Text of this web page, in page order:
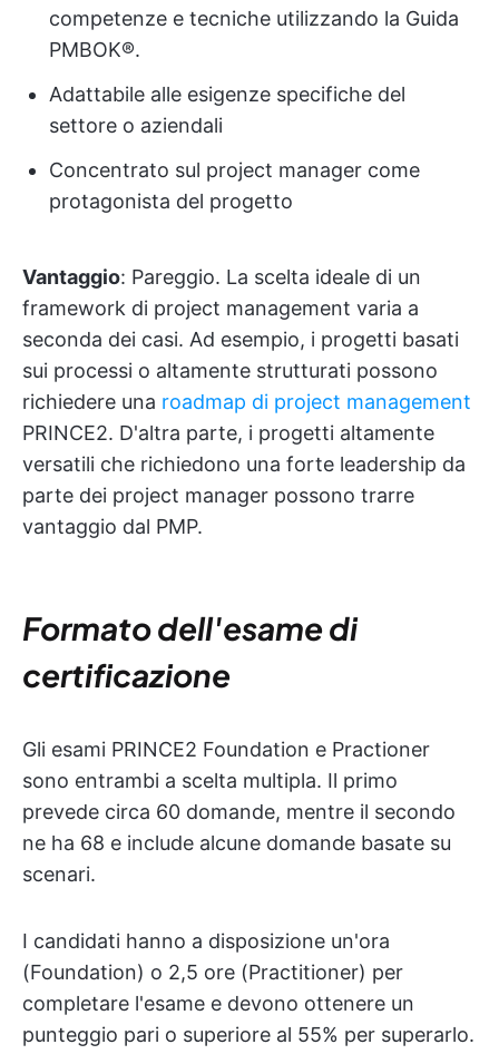
competenze e tecniche utilizzando la Guida
PMBOK®.
Adattabile alle esigenze specifiche del
settore o aziendali
Concentrato sul project manager come
protagonista del progetto
Vantaggio: Pareggio. La scelta ideale di un
framework di project management varia a
seconda dei casi. Ad esempio, i progetti basati
sui processi o altamente strutturati possono
richiedere una roadmap di project management
PRINCE2. D'altra parte, i progetti altamente
versatili che richiedono una forte leadership da
parte dei project manager possono trarre
vantaggio dal PMP.
Formato dell'esame di
certificazione
Gli esami PRINCE2 Foundation e Practioner
sono entrambi a scelta multipla. Il primo
prevede circa 60 domande, mentre il secondo
ne ha 68 e include alcune domande basate su
scenari.
I candidati hanno a disposizione un'ora
(Foundation) o 2,5 ore (Practitioner) per
completare l'esame e devono ottenere un
punteggio pari o superiore al 55% per superarlo.